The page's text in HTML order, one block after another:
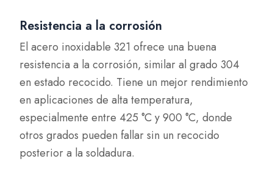
Resistencia a la corrosión
El acero inoxidable 321 ofrece una buena
resistencia a la corrosión, similar al grado 304
en estado recocido. Tiene un mejor rendimiento
en aplicaciones de alta temperatura,
especialmente entre 425 °C y 900 °C, donde
otros grados pueden fallar sin un recocido
posterior a la soldadura.